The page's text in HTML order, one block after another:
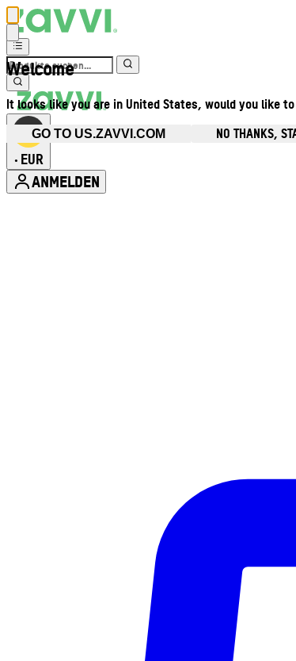
Welcome
It looks like you are in United States, would you like
GO TO US.ZAVVI.COM NO THANKS,
• EUR
ANMELDEN